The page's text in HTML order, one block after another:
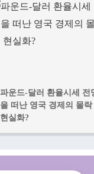
파운드-달러 환율시세 전
을 떠난 영국 경제의 몰
현실화?